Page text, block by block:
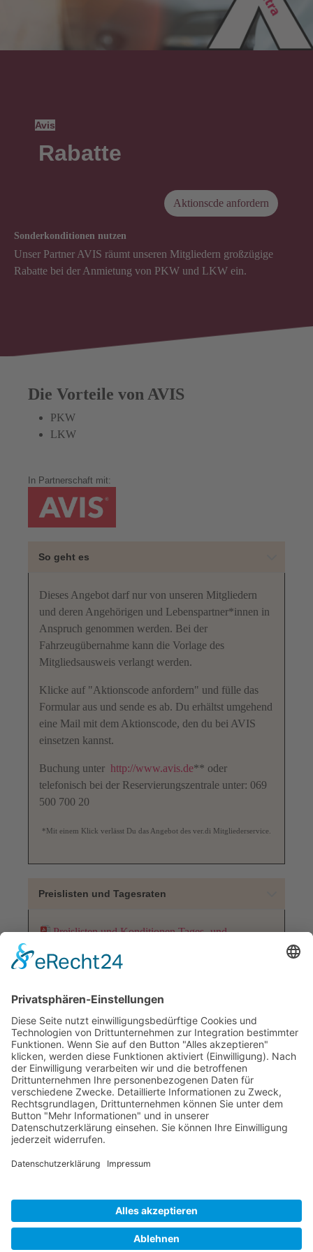
Avis
Rabatte
Aktionscde anfordern
Sonderkonditionen nutzen
Unser Partner AVIS räumt unseren Mitgliedern großzügige
Rabatte bei der Anmietung von PKW und LKW ein.
Die Vorteile von AVIS
PKW
LKW
In Partnerschaft mit:
So geht es
Dieses Angebot darf nur von unseren Mitgliedern
und deren Angehörigen und Lebenspartner*innen in
Anspruch genommen werden. Bei der
Fahrzeugübernahme kann die Vorlage des
Mitgliedsausweis verlangt werden.
Klicke auf "Aktionscode anfordern" und fülle das
Formular aus und sende es ab. Du erhältst umgehend
eine Mail mit dem Aktionscode, den du bei AVIS
einsetzen kannst.
Buchung unter http://www.avis.de** oder
telefonisch bei der Reservierungszentrale unter: 069
500 700 20
*Mit einem Klick verlässt Du das Angebot des ver.di Mitgliederservice.
Preislisten und Tagesraten
Preislisten und Konditionen Tages- und
Bei Reservierungen für Fahrzeuge im Ausland bitte
AVIS Normalabfrage nutzen!
(Für Auslandstarife können keine Sonderkonditionen
garantiert werden, da diese bei der jeweiligen Station
ständigen Änderungen unterliegen, die durch AVIS-
Deutschland nicht zu beeinflussen sind.)
Aktionscde anfordern
Impressum|Deine Gewerkschaft Datenschutzerklärung|